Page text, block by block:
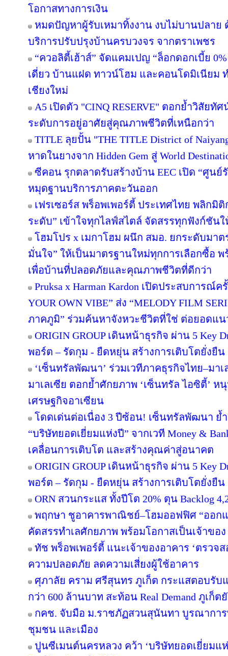
โอกาสทางการเงิน
หมดปัญหาผู้รับเหมาทิ้งงาน งบไม่บานปลาย ด้
บริการปรับปรุงบ้านครบวงจร จากตราเพชร
“ควอลิตี้เฮ้าส์” จัดแคมเปญ “ล็อกดอกเบี้ย
เดี่ยว บ้านแฝด ทาวน์โฮม และคอนโดมิเนียม
เชียงใหม่
A5 เปิดตัว "CINQ RESERVE" ตอกย้ำวิสัยทัศ
ระดับการอยู่อาศัยสู่คุณภาพชีวิตที่เหนือกว่า
TITLE ลุยปั้น "THE TITLE District of
หาดในยางจาก Hidden Gem สู่ World
ซีคอน รุกตลาดรับสร้างบ้าน EEC เปิด “ศูน
หมุดฐานบริการภาคตะวันออก
เฟรเซอร์ส พร็อพเพอร์ตี้ ประเทศไทย พลิกมิ
ระดับ” เข้าใจทุกไลฟ์สไตล์ จัดสรรทุกฟังก์ชัน
โฮมโปร x เมกาโฮม ผนึก สมอ. ยกระดับมา
มั่นใจ” ให้เป็นมาตรฐานใหม่ทุกการเลือกซื้อ
เพื่อบ้านที่ปลอดภัยและคุณภาพชีวิตที่ดีกว่า
Pruksa x Harman Kardon เปิดประสบการณ์
YOUR OWN VIBE” ส่ง “MELODY FILM
ภาคภูมิ” ร่วมค้นหาจังหวะชีวิตที่ใช่ ต่อยอดแน
ORIGIN GROUP เดินหน้าธุรกิจ ผ่าน 5 Key
พอร์ต – รัดกุม - ยืดหยุ่น สร้างการเติบโตยั่งยื
‘เซ็นทรัลพัฒนา’ ร่วมเวทีภาคธุรกิจไทย–มา
มาเลเซีย ตอกย้ำศักยภาพ ‘เซ็นทรัล ไอซิตี้’
เศรษฐกิจอาเซียน
โดดเด่นต่อเนื่อง 3 ปีซ้อน! เซ็นทรัลพัฒนา ย้ำ
“บริษัทยอดเยี่ยมแห่งปี” จากเวที Money &
เคลื่อนการเติบโต และสร้างคุณค่าสู่อนาคต
ORIGIN GROUP เดินหน้าธุรกิจ ผ่าน 5 Key
พอร์ต – รัดกุม - ยืดหยุ่น สร้างการเติบโตยั่งยื
ORN สวนกระแส ทั้งปีโต 20% ตุน Backlog
พฤกษา ชูอาคารพาณิชย์–โฮมออฟฟิศ “ออก
คัดสรรทำเลศักยภาพ พร้อมโอกาสเป็นเจ้าของ
ทัช พร็อพเพอร์ตี้ แนะเจ้าของอาคาร ‘ตรวจ
ความปลอดภัย ลดความเสี่ยงผู้ใช้อาคาร
ศุภาลัย คราม ศรีสุนทร ภูเก็ต กระแสตอบรับ
กว่า 600 ล้านบาท สะท้อน Real Demand ภูเก็ต
กคช. จับมือ ม.ราชภัฏสวนสุนันทา บูรณากา
ชุมชน และเมือง
ปูนซีเมนต์นครหลวง คว้า ‘บริษัทยอดเยี่ยมแห่